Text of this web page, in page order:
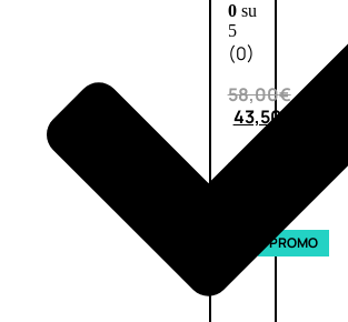
0su
5
(0)
58,00€
43,50€
PROMO